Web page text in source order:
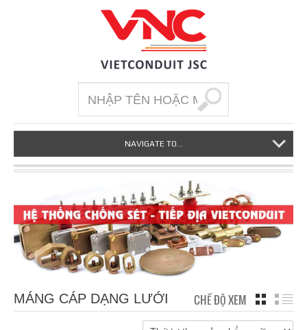
NAVIGATE TO...
MÁNG CÁP DẠNG LƯỚI CHẾ ĐỘ XEM GRID